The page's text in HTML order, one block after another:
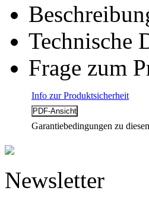
Technische
Frage zum
Info zur Produktsicherheit
Garantiebedingungen zu
Newsletter